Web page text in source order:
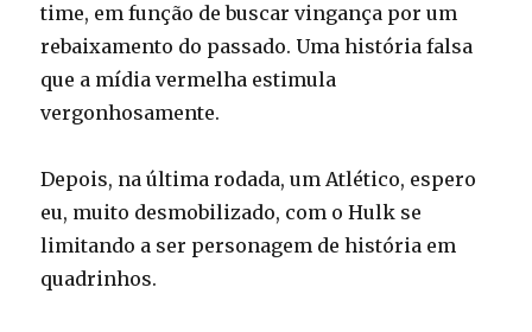
time, em função de buscar vingança por um
rebaixamento do passado. Uma história falsa
que a mídia vermelha estimula
vergonhosamente.
Depois, na última rodada, um Atlético, espero
eu, muito desmobilizado, com o Hulk se
limitando a ser personagem de história em
quadrinhos.